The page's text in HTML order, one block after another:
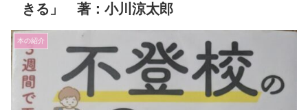
きる」 著：小川涼太郎
本の紹介